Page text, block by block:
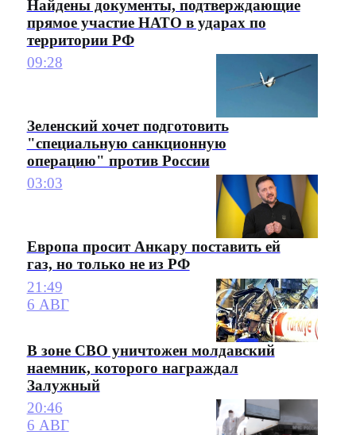
Найдены документы, подтверждающие
прямое участие НАТО в ударах по
территории РФ
09:28
Зеленский хочет подготовить
"специальную санкционную
операцию" против России
03:03
Европа просит Анкару поставить ей
газ, но только не из РФ
21:49
6 АВГ
В зоне СВО уничтожен молдавский
наемник, которого награждал
Залужный
20:46
6 АВГ